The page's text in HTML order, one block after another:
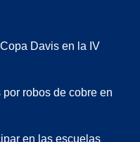
Davis en la IV
robos de cobre en
en las escuelas